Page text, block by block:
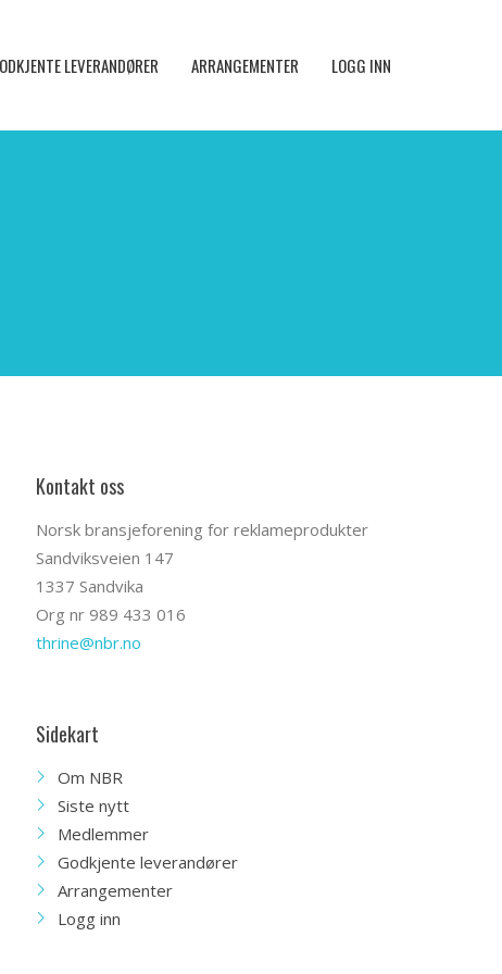
LEVERANDØRER ARRANGEMENTER LOGG INN
Kontakt oss
Norsk bransjeforening for reklameprodukter
Sandviksveien 147
1337 Sandvika
Org nr 989 433 016
thrine@nbr.no
Sidekart
Om NBR
Siste nytt
Medlemmer
Godkjente leverandører
Arrangementer
Logg inn